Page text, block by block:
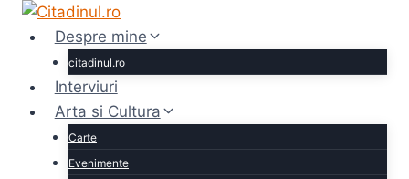
Skip
content
Despre mine
citadinul.ro
Interviuri
Arta si Cultura
Carte
Evenimente